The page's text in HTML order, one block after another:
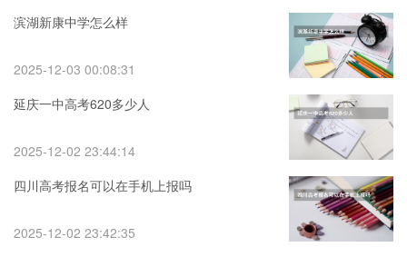
滨湖新康中学怎么样
2025-12-03 00:08:31
延庆一中高考620多少人
2025-12-02 23:44:14
四川高考报名可以在手机上报吗
2025-12-02 23:42:35